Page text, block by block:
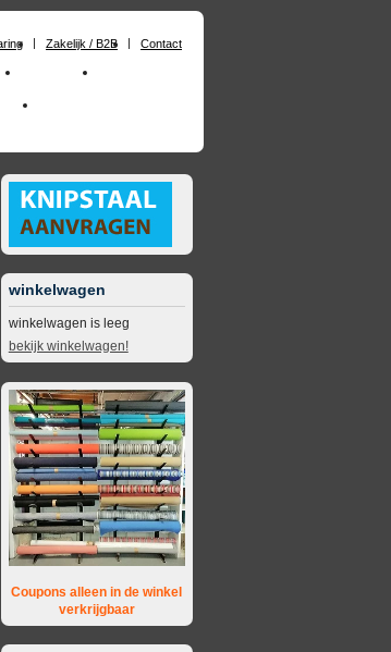
Zakelijk / B2B Contact
Materialen
winkelwagen
winkelwagen is leeg
bekijk winkelwagen!
Coupons alleen in de winkel
verkrijgbaar